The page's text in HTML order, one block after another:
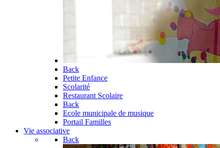
Back
Petite Enfance
Scolarité
Restaurant Scolaire
Back
Ecole municipale de musique
Portail Familles
Vie associative
Back